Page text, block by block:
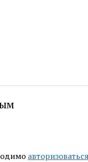
авторизоваться